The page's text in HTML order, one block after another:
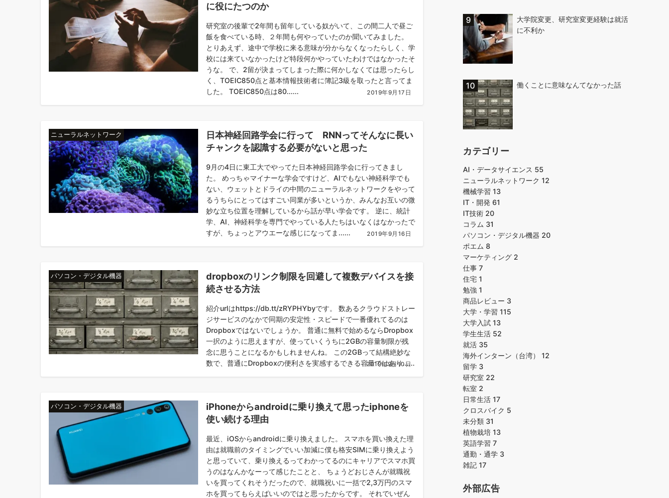
に役にたつのか
研究室の後輩で2年間も留年している奴がいて、この間二人で昼ご
飯を食べている時、２年間も何やっていたのか聞いてみました。
とりあえず、途中で学校に来る意味が分からなくなったらしく、学
校には来ていなかったけど特段何かやっていたわけではなかったそ
うな。 で、2留が決まってしまった際に何かしなくては思ったらし
く、TOEIC850点と基本情報技術者に簿記3級を取ったと言ってま
した。 TOEIC850点は80......
2019年9月17日
ニューラルネットワーク
日本神経回路学会に行って RNNってそんなに長い
チャンクを認識する必要がないと思った
9月の4日に東工大でやってた日本神経回路学会に行ってきまし
た。 めっちゃマイナーな学会ですけど、AIでもない神経科学でも
ない、ウェットとドライの中間のニューラルネットワークをやって
るうちらにとってはすごい同業が多いというか、みんなお互いの微
妙な立ち位置を理解しているから話が早い学会です。 逆に、統計
学、AI、神経科学を専門でやっている人たちはいなくはなかったで
すが、ちょっとアウエーな感じになってま......
2019年9月16日
パソコン・デジタル機器
dropboxのリンク制限を回避して複数デバイスを接
続させる方法
紹介urlはhttps://db.tt/zRYPHYbyです。 数あるクラウドストレー
ジサービスのなかで同期の安定性・スピードで一番優れてるのは
Dropboxではないでしょうか。 普通に無料で始めるならDropbox
一択のように思えますが、使っていくうちに2GBの容量制限が残
念に思うことになるかもしれませんね。 この2GBって結構絶妙な
数で、普通にDropboxの便利さを実感するできる容量ではあり......
2019年9月10日
パソコン・デジタル機器
iPhoneからandroidに乗り換えて思ったiphoneを
使い続ける理由
最近、iOSからandroidに乗り換えました。 スマホを買い換えた理
由は就職前のタイミングでいい加減に僕も格安SIMに乗り換えよう
と思っていて、乗り換えるってわかってるのにキャリアでスマホ買
うのはなんかなーって感じたことと、 ちょうどおじさんが就職祝
いを買ってくれそうだったので、就職祝いに一括で2,3万円のスマ
ホを買ってもらえばいいのではと思ったからです。 それでいぜん
大学院変更、研究室変更経験は就活
に不利か
働くことに意味なんてなかった話
カテゴリー
AI・データサイエンス 55
ニューラルネットワーク 12
機械学習 13
IT・開発 61
IT技術 20
コラム 31
パソコン・デジタル機器 20
ポエム 8
マーケティング 2
仕事 7
住宅 1
勉強 1
商品レビュー 3
大学・学習 115
大学入試 13
学生生活 52
就活 35
海外インターン（台湾） 12
留学 3
研究室 22
転室 2
日常生活 17
クロスバイク 5
未分類 31
植物栽培 13
英語学習 7
通勤・通学 3
雑記 17
外部広告